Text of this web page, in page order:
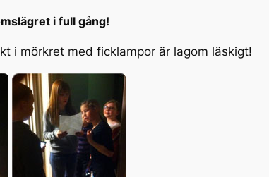
i full gång!
i mörkret med ficklampor är lagom läskigt!